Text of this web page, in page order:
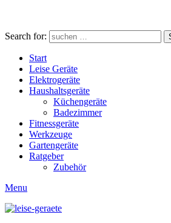
Search for:
Start
Leise Geräte
Elektrogeräte
Haushaltsgeräte
Küchengeräte
Badezimmer
Fitnessgeräte
Werkzeuge
Gartengeräte
Ratgeber
Zubehör
Menu